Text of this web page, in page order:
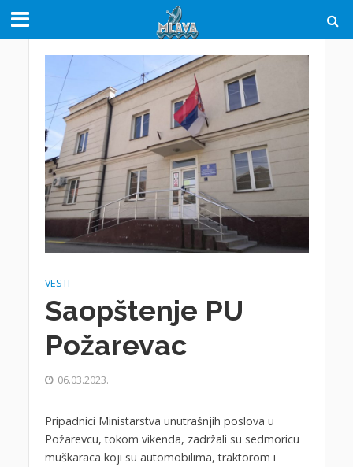
VESTI
Saopštenje PU
Požarevac
06.03.2023.
Pripadnici Ministarstva unutrašnjih poslova u
Požarevcu, tokom vikenda, zadržali su sedmoricu
muškaraca koji su automobilima, traktorom i